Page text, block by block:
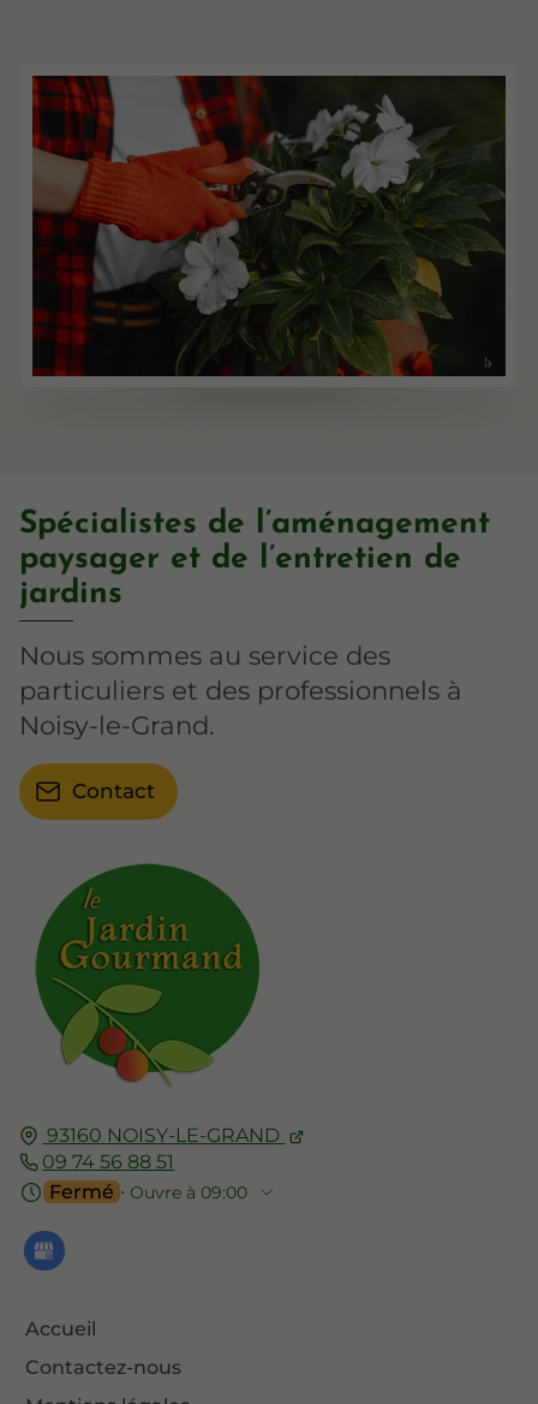
93160 NOISY-LE-GRAND
09 74 56 88 51
Fermé ⋅ Ouvre à 09:00
Accueil
Contactez-nous
Spécialistes de l’aménagement
paysager et de l’entretien de
jardins
Nous sommes au service des
particuliers et des professionnels à
Noisy-le-Grand.
Contact